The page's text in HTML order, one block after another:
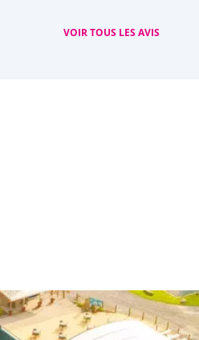
VOIR TOUS LES AVIS